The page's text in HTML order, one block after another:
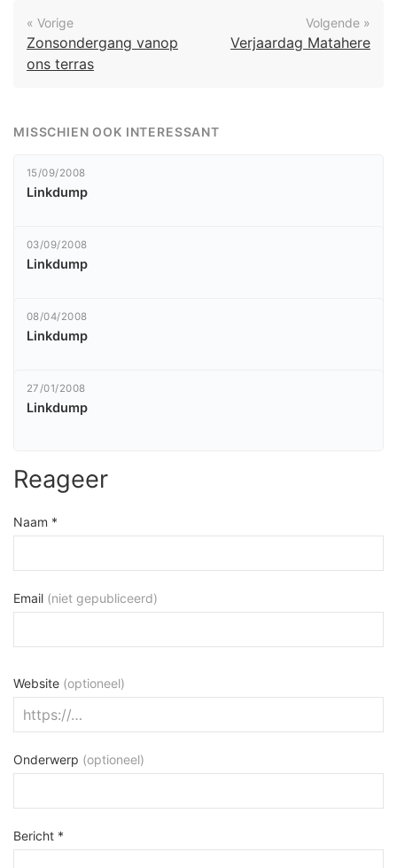
« Vorige
Zonsondergang vanop
ons terras
Volgende »
Verjaardag Matahere
MISSCHIEN OOK INTERESSANT
15/09/2008
Linkdump
03/09/2008
Linkdump
08/04/2008
Linkdump
27/01/2008
Linkdump
Reageer
Naam *
Email (niet gepubliceerd)
Website (optioneel)
Onderwerp (optioneel)
Bericht *